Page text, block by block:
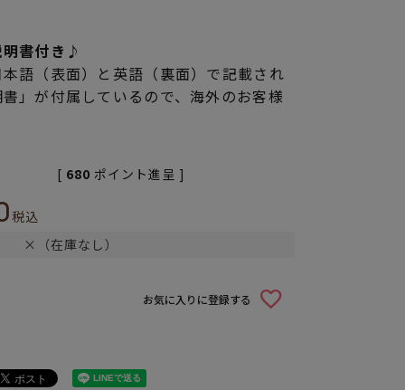
明書付き♪
語（表面）と英語（裏面）で記載され
」が付属しているので、海外のお客様
税込
[ 680 ポイント進呈 ]
×（在庫なし）
お気に入りに登録する